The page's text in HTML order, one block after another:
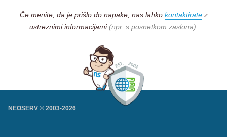
Če menite, da je prišlo do napake, nas lahko kontaktiratez
ustreznimi informacijami(npr. s posnetkom zaslona)
NEOSERV © 2003-2026